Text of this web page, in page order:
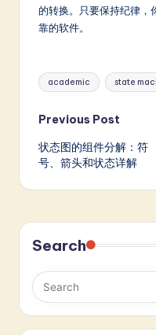
的转换。只要保持纪律，
靠的软件。
Tags:
academic state
Post
navigation
Previous Post
状态图的组件分解：符
号、箭头和状态详解
Search